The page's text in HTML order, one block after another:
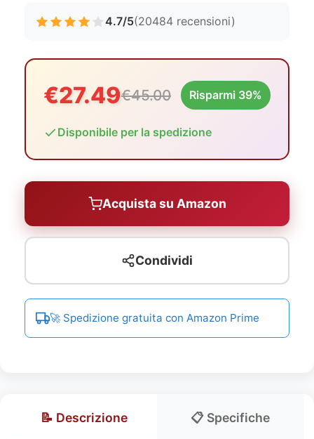
4.7/5(20484 recensioni)
€27.49€45.00 Risparmi 39%
Disponibile per la spedizione
Acquista su Amazon
Condividi
🚀 Spedizione gratuita con Amazon Prime
📝 Descrizione 📋 Specifiche